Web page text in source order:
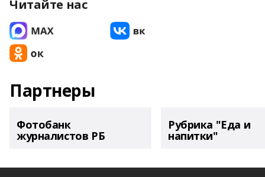
Читайте нас
Партнеры
Фотобанк
журналистов РБ
Рубрика "Еда и
напитки"